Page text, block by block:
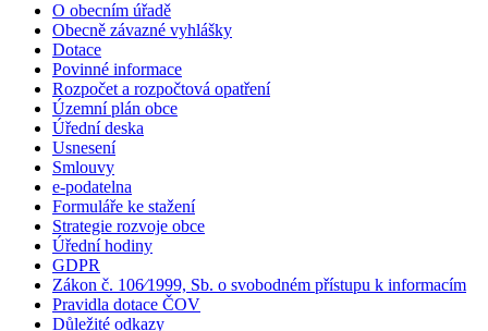
O obecním úřadě
Obecně závazné vyhlášky
Dotace
Povinné informace
Rozpočet a rozpočtová opatření
Územní plán obce
Úřední deska
Usnesení
Smlouvy
e-podatelna
Formuláře ke stažení
Strategie rozvoje obce
Úřední hodiny
GDPR
Zákon č. 106⁄1999, Sb. o svobodném přístupu k informacím
Pravidla dotace ČOV
Důležité odkazy